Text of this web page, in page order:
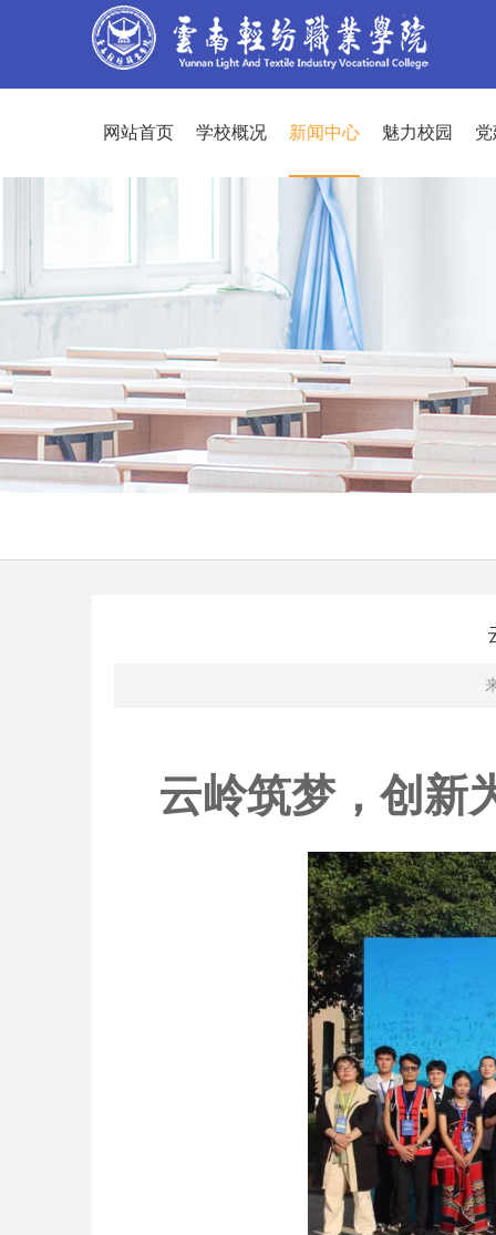
网站首页 学校概况 新闻中心 魅力校园
云岭筑梦，创新